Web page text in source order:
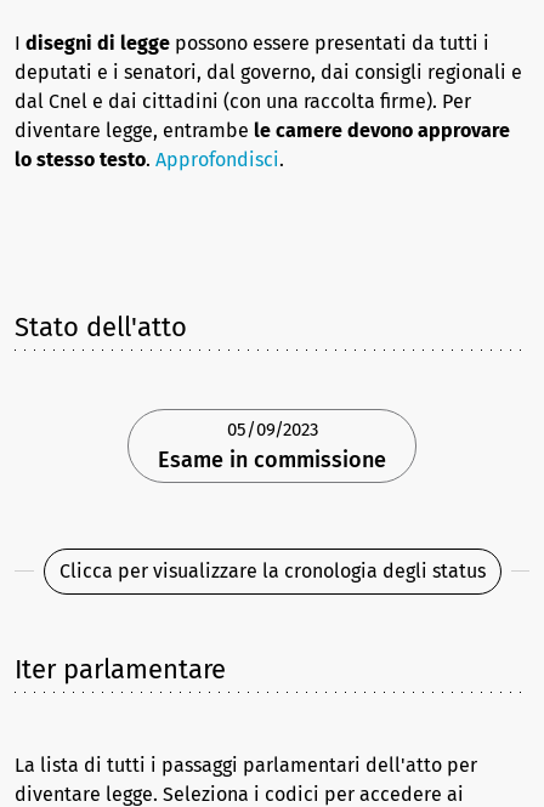
I disegni di legge possono essere presentati da tutti i
deputati e i senatori, dal governo, dai consigli regionali e
dal Cnel e dai cittadini (con una raccolta firme). Per
diventare legge, entrambe le camere devono approvare
lo stesso testo. Approfondisci.
Stato dell'atto
05/09/2023
Esame in commissione
Clicca per visualizzare la cronologia degli status
Iter parlamentare
La lista di tutti i passaggi parlamentari dell'atto per
diventare legge. Seleziona i codici per accedere ai